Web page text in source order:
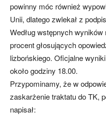
powinny móc również
Unii, dlatego zwlekał z
Według wstępnych
procent głosujących
lizbońskiego. Oficjalne
około godziny 18.00.
Przypominamy, że w
zaskarżenie traktatu do TK,
napisał: